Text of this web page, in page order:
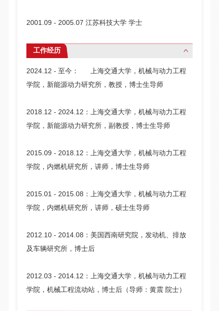
2001.09 - 2005.07 江苏科技大学 学士
工作经历
2024.12 - 至今： 上海交通大学，机械与动力工程
学院，新能源动力研究所，教授，博士生导师
2018.12 - 2024.12：上海交通大学，机械与动力工程
学院，新能源动力研究所，副教授，博士生导师
2015.09 - 2018.12：上海交通大学，机械与动力工程
学院，内燃机研究所，讲师，博士生导师
2015.01 - 2015.08：上海交通大学，机械与动力工程
学院，内燃机研究所，讲师，硕士生导师
2012.10 - 2014.08：美国西南研究院，发动机、排放
及车辆研究所，博士后
2012.03 - 2014.12：上海交通大学，机械与动力工程
学院，机械工程流动站，博士后（导师：黄震 院士）